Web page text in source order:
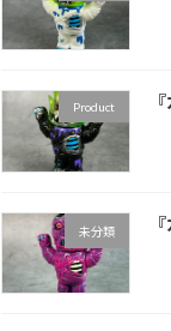
Product
未分類